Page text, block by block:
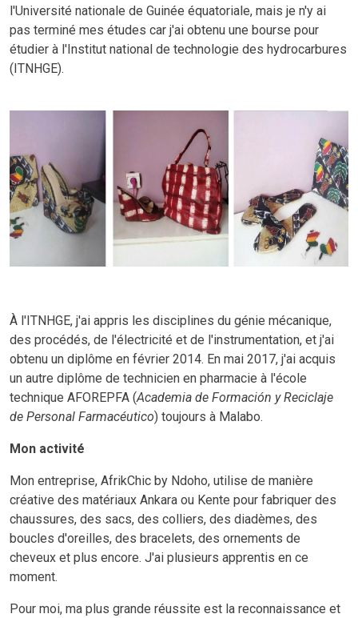
l'Université nationale de Guinée équatoriale, mais je n'y ai
pas terminé mes études car j'ai obtenu une bourse pour
étudier à l'Institut national de technologie des hydrocarbures
(ITNHGE).
À l'ITNHGE, j'ai appris les disciplines du génie mécanique,
des procédés, de l'électricité et de l'instrumentation, et j'ai
obtenu un diplôme en février 2014. En mai 2017, j'ai acquis
un autre diplôme de technicien en pharmacie à l'école
technique AFOREPFA (Academia de Formación y Reciclaje
de Personal Farmacéutico) toujours à Malabo.
Mon activité
Mon entreprise, AfrikChic by Ndoho, utilise de manière
créative des matériaux Ankara ou Kente pour fabriquer des
chaussures, des sacs, des colliers, des diadèmes, des
boucles d'oreilles, des bracelets, des ornements de
cheveux et plus encore. J'ai plusieurs apprentis en ce
moment.
Pour moi, ma plus grande réussite est la reconnaissance et